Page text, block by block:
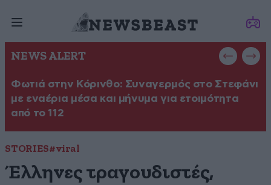
NEWS ALERT
Φωτιά στην Κόρινθο: Συναγερμός στο Στεφάνι
με εναέρια μέσα και μήνυμα για ετοιμότητα
από το 112
STORIES#viral
Έλληνες τραγουδιστές,